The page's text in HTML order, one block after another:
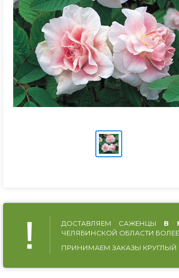
ДОСТАВЛЯЕМ САЖЕНЦЫ В
ЧЕЛЯБИНСКОЙ ОБЛАСТИ БОЛЕЕ
ПРИНИМАЕМ ЗАКАЗЫ КРУГЛЫЙ